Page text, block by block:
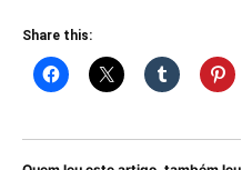
Share this: